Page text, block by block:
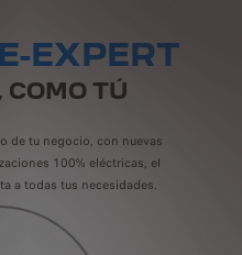
EXPERT
COMO TÚ
de tu negocio, con nuevas
100% eléctricas, el
a todas tus necesidades.